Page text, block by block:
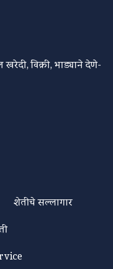
विक्री, भाड्याने देणे-
शेतीचे सल्लागार